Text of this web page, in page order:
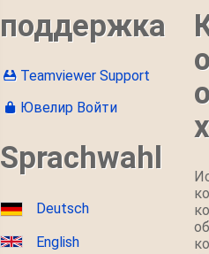
поддержка
Teamviewer Support
Ювелир Войти
Sprachwahl
Deutsch
English